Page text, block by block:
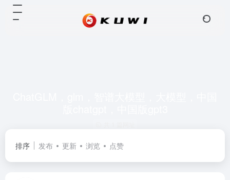
排序 发布 更新 浏览 点赞